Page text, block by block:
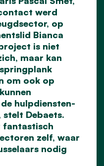
werd
op
Bianca
is niet
maar kan
om ook op
hulpdiensten-
stelt Debaets.
fantastisch
zelf, waar
nodig